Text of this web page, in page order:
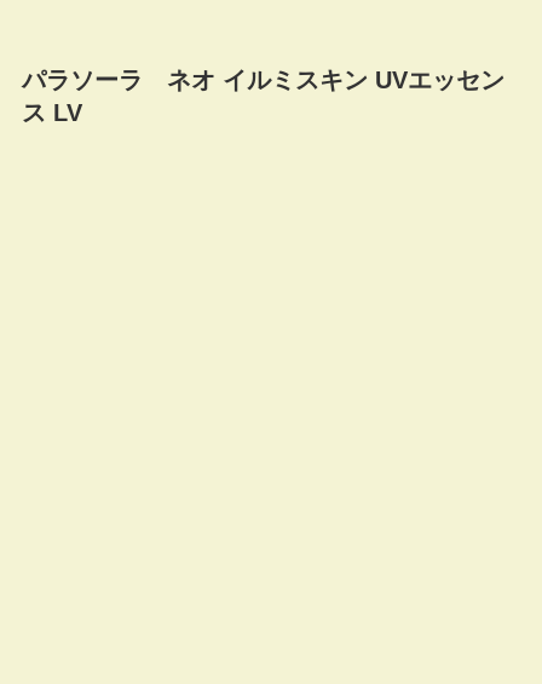
パラソーラ ネオ イルミスキン UVエッセン
ス LV